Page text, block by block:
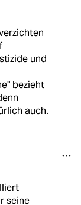
und
bezieht
auch.
seine